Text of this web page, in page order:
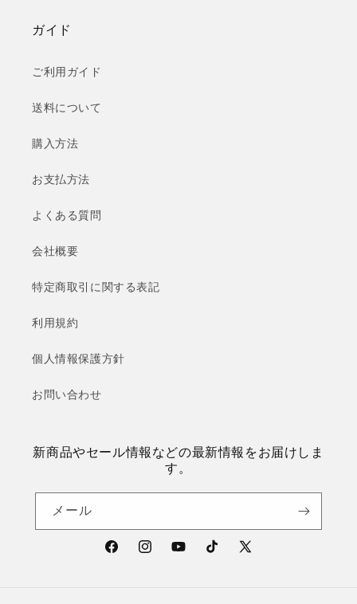
ガイド
ご利用ガイド
送料について
購入方法
お支払方法
よくある質問
会社概要
特定商取引に関する表記
利用規約
個人情報保護方針
お問い合わせ
新商品やセール情報などの最新情報をお届けしま
す。
メール
FacebookInstagramYouTubeTikTok
X